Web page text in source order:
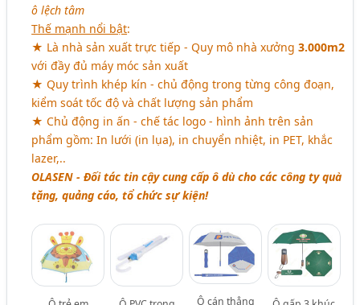
ô lệch tâm
Thế mạnh nổi bật:
★ Là nhà sản xuất trực tiếp - Quy mô nhà xưởng3.000m2
với đầy đủ máy móc sản xuất
★ Quy trình khép kín - chủ động trong từng công đoạn,
kiểm soát tốc độ và chất lượng sản phẩm
★ Chủ động in ấn - chế tác logo - hình ảnh trên sản
phẩm gồm: In lưới (in lụa), in chuyển nhiệt, in PET, khắc
lazer,..
OLASEN - Đối tác tin cậy cung cấp ô dù cho các công ty quà
tặng, quảng cáo, tổ chức sự kiện!
Ô cán thẳng